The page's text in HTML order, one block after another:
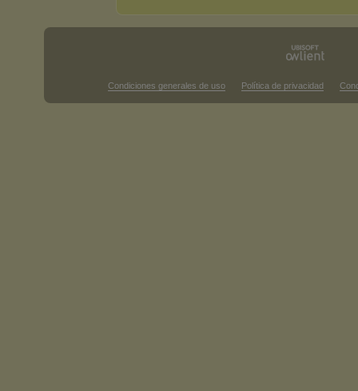
Condiciones generales de uso Política de privacidad